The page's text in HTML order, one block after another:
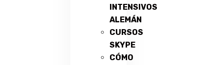
INTENSIVOS
ALEMÁN
CURSOS
SKYPE
CÓMO